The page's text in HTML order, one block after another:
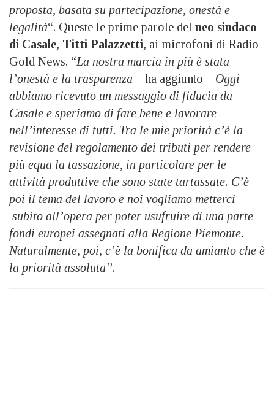
proposta, basata su partecipazione, onestà e
legalità“. Queste le prime parole del neo sindaco
di Casale, Titti Palazzetti, ai microfoni di Radio
Gold News. “La nostra marcia in più è stata
l’onestà e la trasparenza – ha aggiunto – Oggi
abbiamo ricevuto un messaggio di fiducia da
Casale e speriamo di fare bene e lavorare
nell’interesse di tutti. Tra le mie priorità c’è la
revisione del regolamento dei tributi per rendere
più equa la tassazione, in particolare per le
attività produttive che sono state tartassate. C’è
poi il tema del lavoro e noi vogliamo metterci
subito all’opera per poter usufruire di una parte
fondi europei assegnati alla Regione Piemonte.
Naturalmente, poi, c’è la bonifica da amianto che è
la priorità assoluta”.